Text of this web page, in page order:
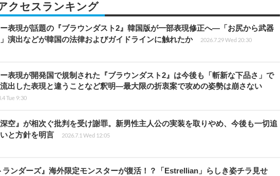
クセスランキング
表現が話題の『ブラウンダスト2』韓国版が一部表現修正へ―「お尻から武器
演出などが韓国の法律およびガイドラインに触れたか
2026.7.29 Wed 20:30
表現が開発国で規制された『ブラウンダスト2』は今後も「斬新な下品さ」で
出した表現と違うことなど釈明―最大限の折衷案で攻めの姿勢は崩さない
Tue 9:30
深空』が相次ぐ批判を受け謝罪。新男性主人公の実装を取りやめ、今後も一切追
と方針を明言
2026.7.1 Wed 12:05
ランダーズ』海外限定モンスターが復活！？「Estrellian」らしき姿チラ見せ